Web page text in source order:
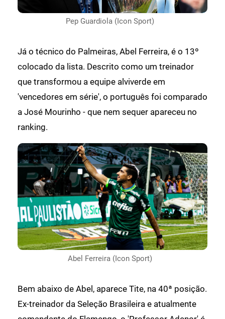
Pep Guardiola (Icon Sport)
Já o técnico do Palmeiras, Abel Ferreira, é o 13º
colocado da lista. Descrito como um treinador
que transformou a equipe alviverde em
'vencedores em série', o português foi comparado
a José Mourinho - que nem sequer apareceu no
ranking.
Abel Ferreira (Icon Sport)
Bem abaixo de Abel, aparece Tite, na 40ª posição.
Ex-treinador da Seleção Brasileira e atualmente